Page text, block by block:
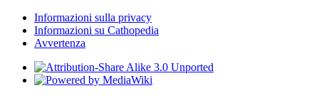
Informazioni sulla privacy
Informazioni su Cathopedia
Avvertenza